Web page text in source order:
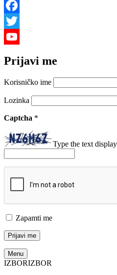
Facebook
Twitter
Channel
Prijavi me
Korisničko ime
Lozinka
Captcha *
Type the text
Zapamti me
Menu
IZBORIZBOR